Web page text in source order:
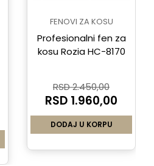
FENOVI ZA KOSU
Profesionalni fen za
kosu Rozia HC-8170
RSD 2.450,00
RSD 1.960,00
DODAJ U KORPU